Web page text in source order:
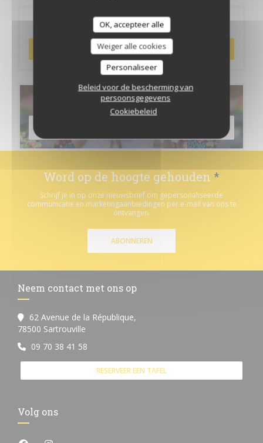
OK, accepteer alle
Weiger alle cookies
Personaliseer
Beleid voor de bescherming van
persoonsgegevens
Cookiebeleid
Reservering
RESERVEER EEN TAFEL
Menu's
Word op de hoogte gehouden *
Schrijf je in op onze nieuwsbrief om gepersonaliseerde
communicatie en marketingaanbiedingen per e-mail van ons te
ontvangen.
ABONNEREN
Neem contact met ons op
62 Avenue de la République,
78500 Sartrouville
09 70 38 41 58
RESERVEER EEN TAFEL
Volg ons